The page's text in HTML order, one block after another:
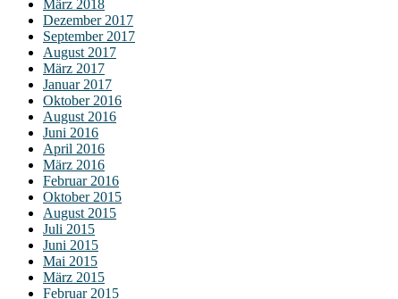
März 2018
Dezember 2017
September 2017
August 2017
März 2017
Januar 2017
Oktober 2016
August 2016
Juni 2016
April 2016
März 2016
Februar 2016
Oktober 2015
August 2015
Juli 2015
Juni 2015
Mai 2015
März 2015
Februar 2015